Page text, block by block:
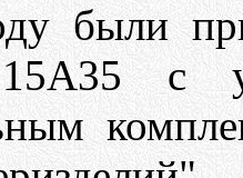
были
с